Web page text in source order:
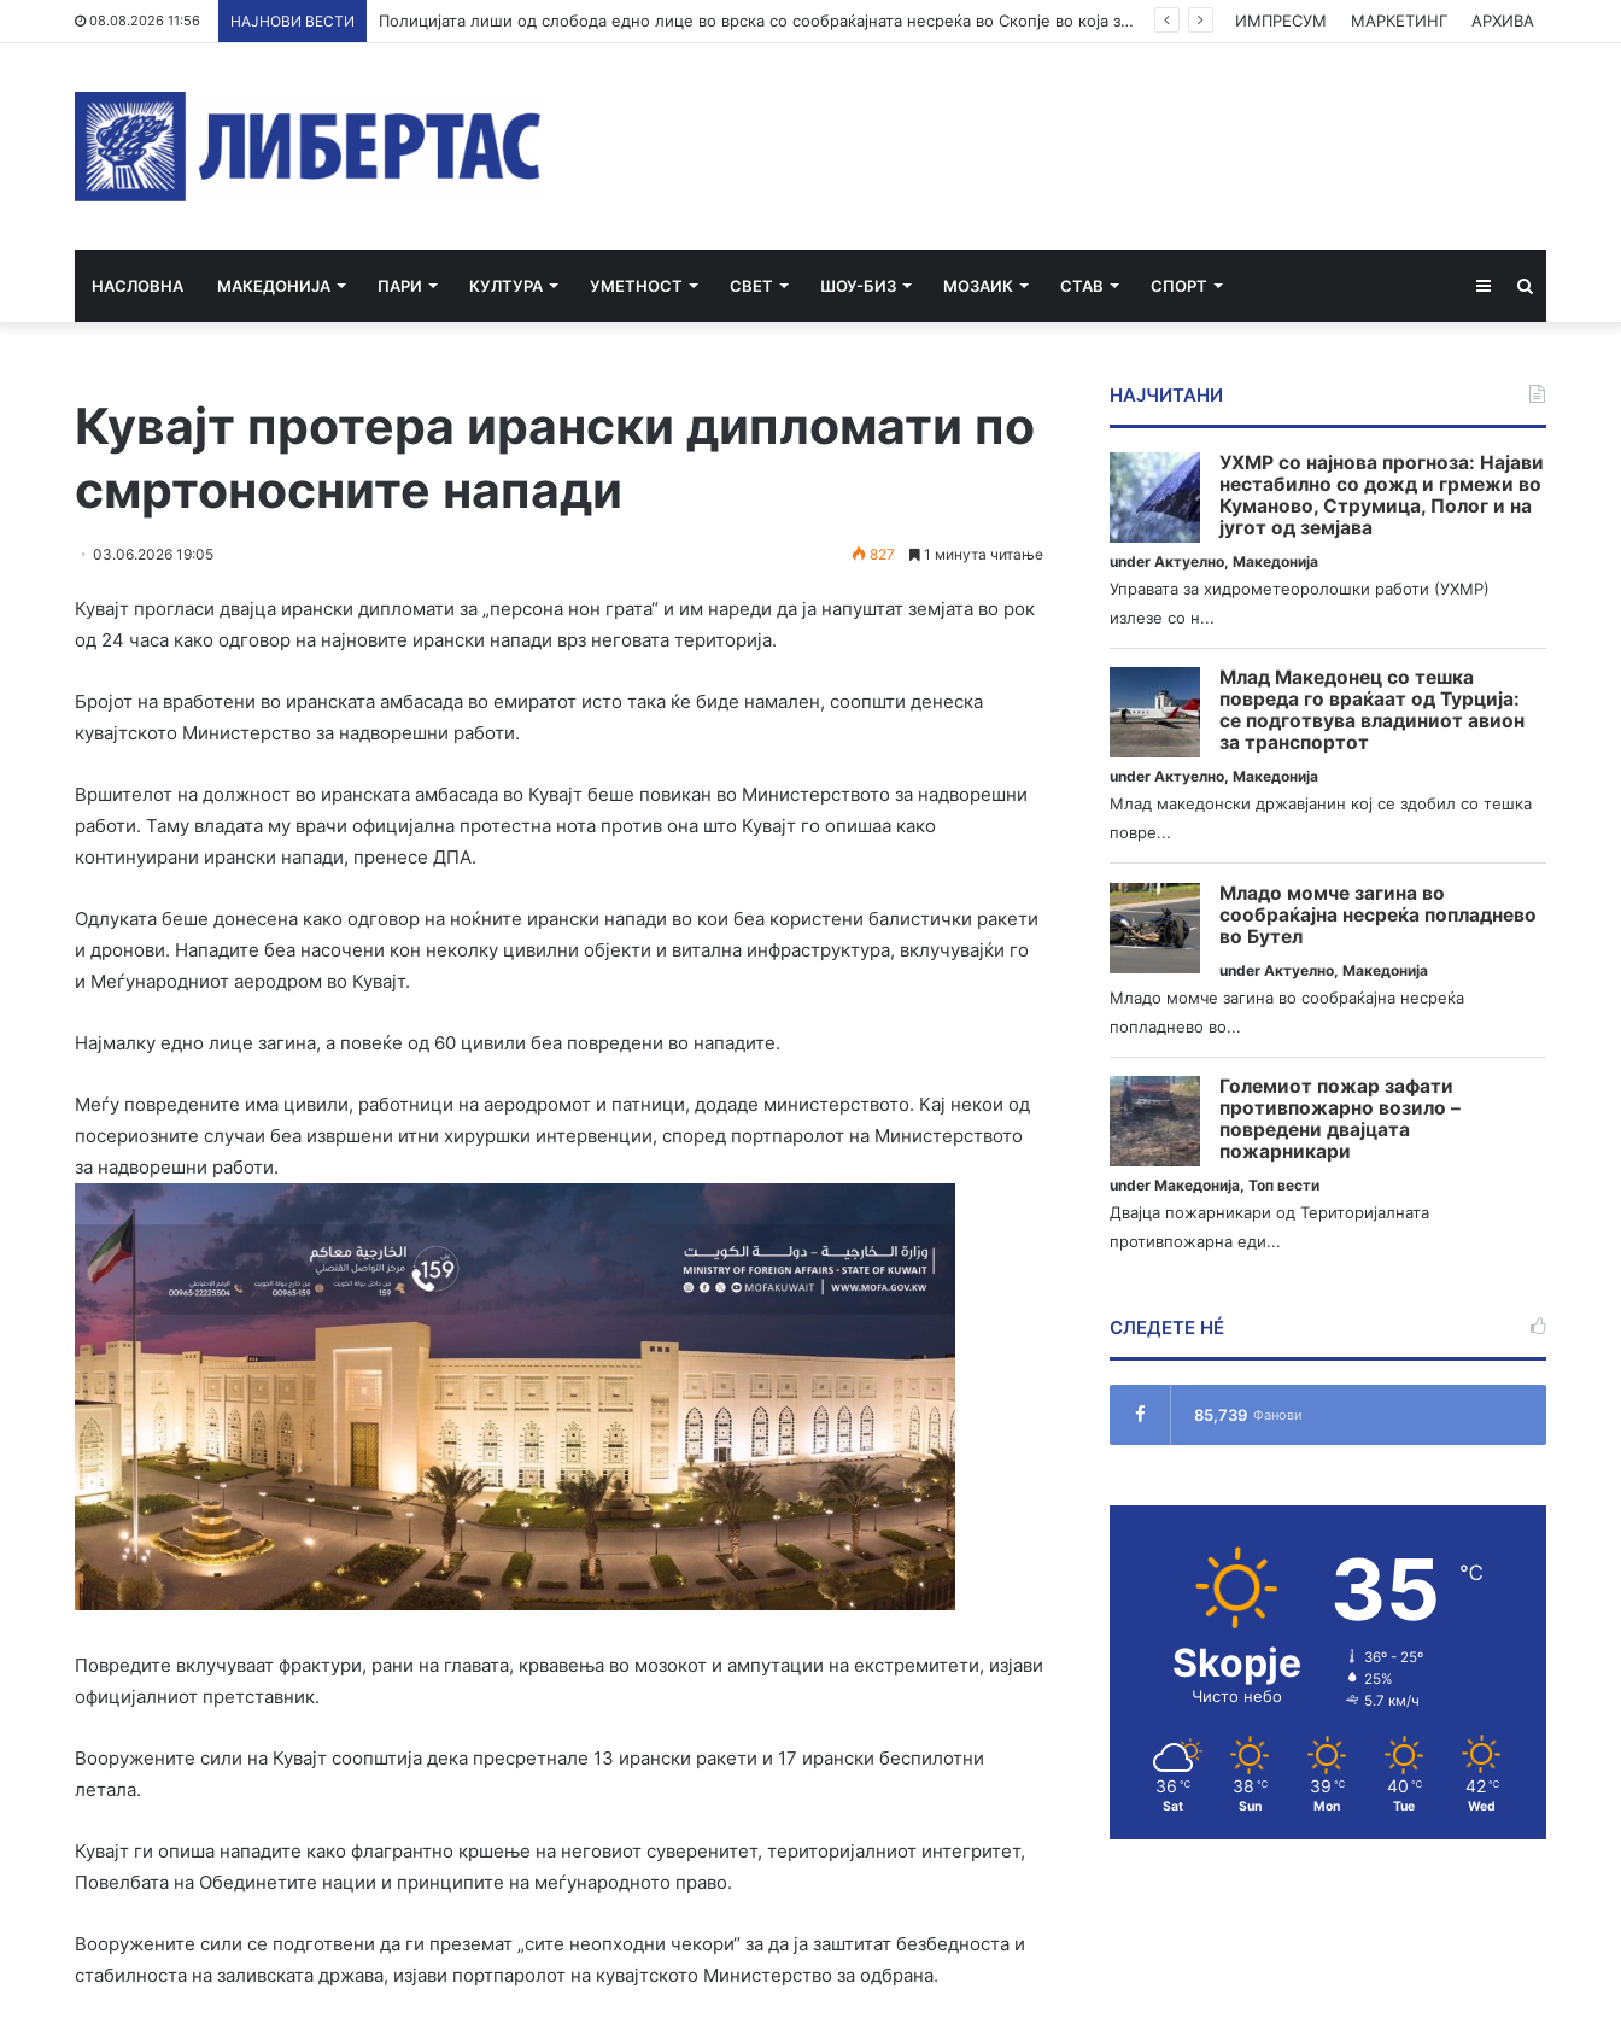
08.08.2026 11:56 НАЈНОВИ ВЕСТИ Полицијата лиши од слобода едно лице во врска со сообраќајната несреќа во Скопје во која загина 19-годишен мотоциклист од скопско ИМПРЕСУМ МАРКЕТИНГ АРХИВА
НАСЛОВНА МАКЕДОНИЈА ПАРИ КУЛТУРА УМЕТНОСТ СВЕТ ШОУ-БИЗ МОЗАИК СТАВ СПОРТ Sidebar
Кувајт протера ирански дипломати по
смртоносните напади
03.06.2026 19:05 827 1 минута читање
Кувајт прогласи двајца ирански дипломати за „персона нон грата“ и им нареди да ја напуштат земјата во рок
од 24 часа како одговор на најновите ирански напади врз неговата територија.
Бројот на вработени во иранската амбасада во емиратот исто така ќе биде намален, соопшти денеска
кувајтското Министерство за надворешни работи.
Вршителот на должност во иранската амбасада во Кувајт беше повикан во Министерството за надворешни
работи. Таму владата му врачи официјална протестна нота против она што Кувајт го опишаа како
континуирани ирански напади, пренесе ДПА.
Одлуката беше донесена како одговор на ноќните ирански напади во кои беа користени балистички ракети
и дронови. Нападите беа насочени кон неколку цивилни објекти и витална инфраструктура, вклучувајќи го
и Меѓународниот аеродром во Кувајт.
Најмалку едно лице загина, а повеќе од 60 цивили беа повредени во нападите.
Меѓу повредените има цивили, работници на аеродромот и патници, додаде министерството. Кај некои од
посериозните случаи беа извршени итни хируршки интервенции, според портпаролот на Министерството
за надворешни работи.
Повредите вклучуваат фрактури, рани на главата, крвавења во мозокот и ампутации на екстремитети, изјави
официјалниот претставник.
Вооружените сили на Кувајт соопштија дека пресретнале 13 ирански ракети и 17 ирански беспилотни
летала.
Кувајт ги опиша нападите како флагрантно кршење на неговиот суверенитет, територијалниот интегритет,
Повелбата на Обединетите нации и принципите на меѓународното право.
Вооружените сили се подготвени да ги преземат „сите неопходни чекори“ за да ја заштитат безбедноста и
стабилноста на заливската држава, изјави портпаролот на кувајтското Министерство за одбрана.
НАЈЧИТАНИ
УХМР со најнова прогноза: Најави
нестабилно со дожд и грмежи во
Куманово, Струмица, Полог и на
југот од земјава
underАктуелно,Македонија
Управата за хидрометеоролошки работи (УХМР)
излезе со н...
Млад Македонец со тешка
повреда го враќаат од Турција:
се подготвува владиниот авион
за транспортот
underАктуелно,Македонија
Млад македонски државјанин кој се здобил со тешка
повре...
Младо момче загина во
сообраќајна несреќа попладнево
во Бутел
underАктуелно,Македонија
Младо момче загина во сообраќајна несреќа
попладнево во...
Големиот пожар зафати
противпожарно возило –
повредени двајцата
пожарникари
underМакедонија,Топ вести
Двајца пожарникари од Територијалната
противпожарна еди...
СЛЕДЕТЕ НÉ
85,739 Фанови
Skopje
Чисто небо
35 ℃
36º - 25º
25%
5.7 км/ч
36 ℃
Sat
38 ℃
Sun
39 ℃
Mon
40 ℃
Tue
42 ℃
Wed